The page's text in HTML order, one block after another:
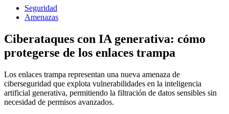
Seguridad
Amenazas
Ciberataques con IA generativa: cómo
protegerse de los enlaces trampa
Los enlaces trampa representan una nueva amenaza de
ciberseguridad que explota vulnerabilidades en la inteligencia
artificial generativa, permitiendo la filtración de datos sensibles sin
necesidad de permisos avanzados.